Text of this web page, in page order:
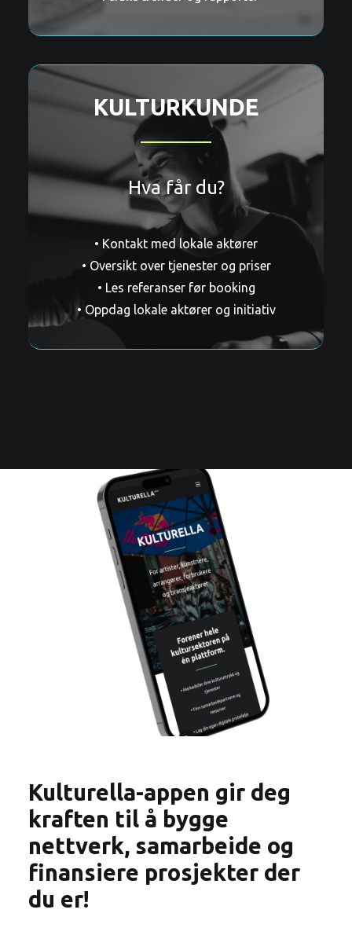
KULTURKUNDE
Hva får du?
• Kontakt med lokale aktører
• Oversikt over tjenester og priser
• Les referanser før booking
• Oppdag lokale aktører og initiativ
Kulturella-appen gir deg
kraften til å bygge
nettverk, samarbeide og
finansiere prosjekter der
du er!